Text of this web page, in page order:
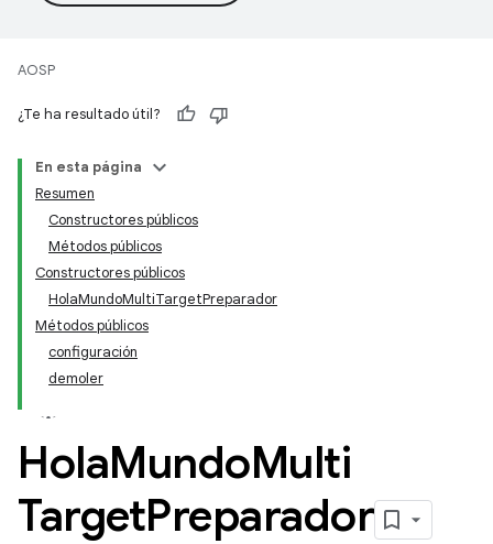
AOSP
¿Te ha resultado útil?
En esta página
Resumen
Constructores públicos
Métodos públicos
Constructores públicos
HolaMundoMultiTargetPreparador
Métodos públicos
configuración
demoler
HolaMundoMulti
TargetPreparador